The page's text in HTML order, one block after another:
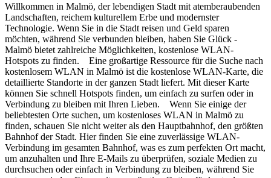
Willkommen in Malmö, der lebendigen Stadt mit atemberaubenden
Landschaften, reichem kulturellem Erbe und modernster
Technologie. Wenn Sie in die Stadt reisen und Geld sparen
möchten, während Sie verbunden bleiben, haben Sie Glück -
Malmö bietet zahlreiche Möglichkeiten, kostenlose WLAN-
Hotspots zu finden. Eine großartige Ressource für die Suche nach
kostenlosem WLAN in Malmö ist die kostenlose WLAN-Karte, die
detaillierte Standorte in der ganzen Stadt liefert. Mit dieser Karte
können Sie schnell Hotspots finden, um einfach zu surfen oder in
Verbindung zu bleiben mit Ihren Lieben. Wenn Sie einige der
beliebtesten Orte suchen, um kostenloses WLAN in Malmö zu
finden, schauen Sie nicht weiter als den Hauptbahnhof, den größten
Bahnhof der Stadt. Hier finden Sie eine zuverlässige WLAN-
Verbindung im gesamten Bahnhof, was es zum perfekten Ort macht,
um anzuhalten und Ihre E-Mails zu überprüfen, soziale Medien zu
durchsuchen oder einfach in Verbindung zu bleiben, während Sie